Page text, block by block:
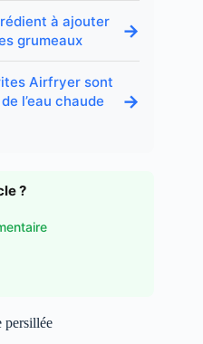
à ajouter
grumeaux
→
Airfryer sont
l’eau chaude
→
?
persillée